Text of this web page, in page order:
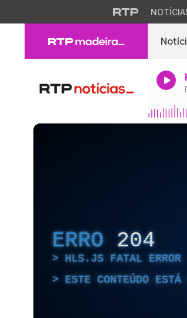
ERRO 204
HLS.JS FATAL ERROR
ESTE CONTEÚDO